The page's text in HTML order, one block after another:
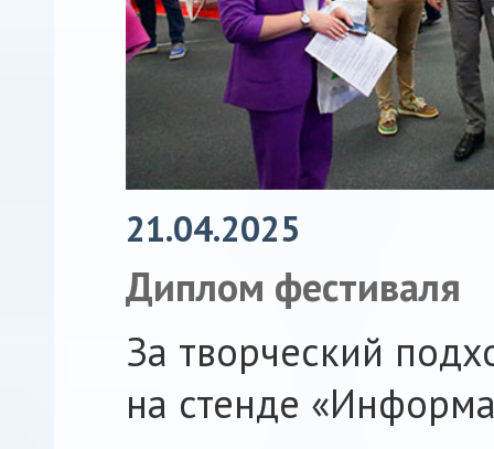
21.04.2025
Диплом фестиваля
За творческий
на стенде